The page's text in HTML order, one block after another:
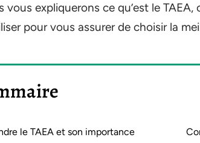
vous expliquerons ce qu’est le
pour vous assurer de choisir la
le TAEA et son importance